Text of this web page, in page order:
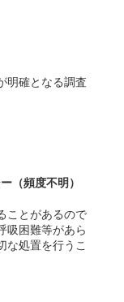
明確となる調査
（頻度不明）
ことがあるので
吸困難等があら
な処置を行うこ